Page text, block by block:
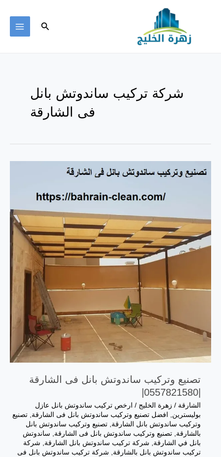
البحث
شركة تركيب ساندوتش بانل
فى الشارقة
تصنيع وتركيب ساندوتش بانل فى الشارقة
|0557821580|
الشارقة / زهرة الخليج / ارخص تركيب ساندوتش بانل عازل
بوليسترين
افضل تصنيع وتركيب ساندوتش بانل فى الشارقة تصنيع
وتركيب ساندوتش بانل الشارقة تصنيع وتركيب ساندوتش بانل
بالشارقة تصنيع وتركيب ساندوتش بانل فى الشارقة
ساندوتش
بانل في الشارقة
شركة تركيب ساندوتش بانل الشارقة
شركة
تركيب ساندوتش بانل بالشارقة
شركة تركيب ساندوتش بانل فى